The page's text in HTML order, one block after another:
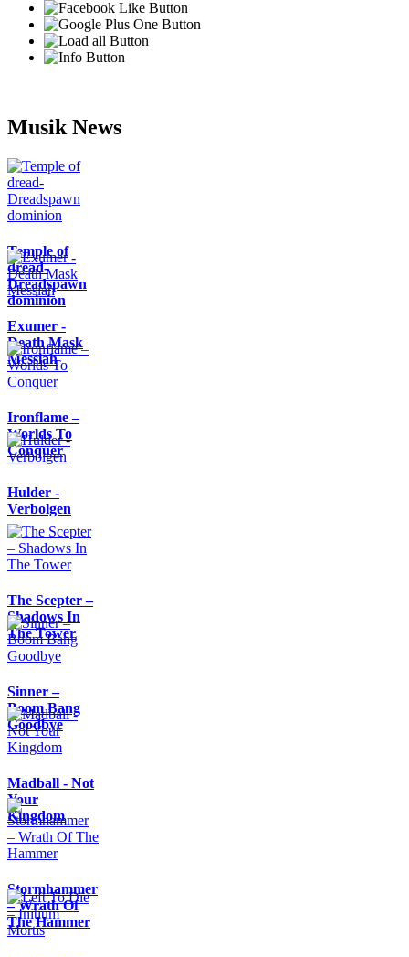
Musik News
Temple of
dread-
Dreadspawn
dominion
Exumer -
Death Mask
Messiah
Ironflame –
Worlds To
Conquer
Hulder -
Verbolgen
The Scepter –
Shadows In
The Tower
Sinner –
Boom Bang
Goodbye
Madball - Not
Your
Kingdom
Stormhammer
– Wrath Of
The Hammer